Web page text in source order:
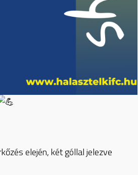
elején, két góllal jelezve